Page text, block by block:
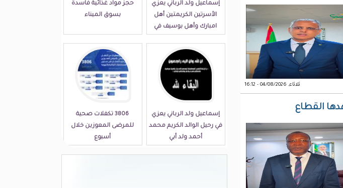
ثلاثاء, 04/08/2026 - 16:12
القطاع
إسماعيل ولد الرباني يعزي
الأسرتين الكريمتين أهل
امبارك وأهل بوسيف في
حجز مواد غذائية فاسدة
بسوق الميناء
إسماعيل ولد الرباني يعزي
في رحيل الوالد الكريم محمد
أحمد ولد أبي
3806 تكفلات صحية
للمرضى المعوزين خلال
أسبوع